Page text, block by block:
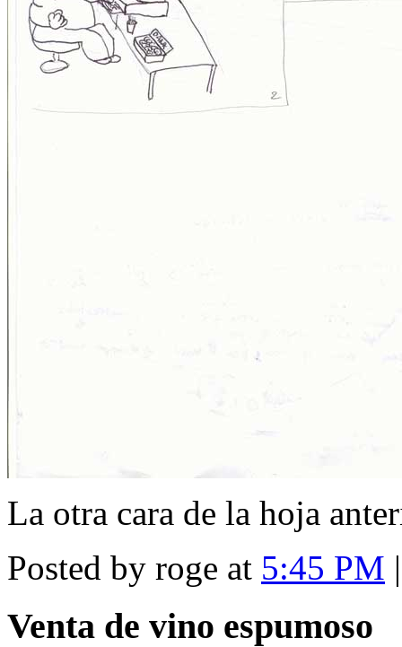
La otra cara de la hoja
Posted by roge at 5:45 PM
Venta de vino espumoso